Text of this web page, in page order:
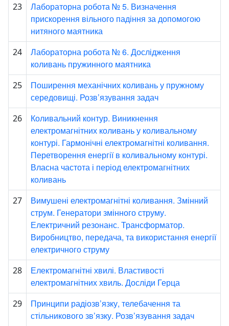
23
Лабораторна робота № 5. Визначення
прискорення вільного падіння за допомогою
нитяного маятника
24
Лабораторна робота № 6. Дослідження
коливань пружинного маятника
25
Поширення механічних коливань у пружному
середовищі. Розв’язування задач
26
Коливальний контур. Виникнення
електромагнітних коливань у коливальному
контурі. Гармонічні електромагнітні коливання.
Перетворення енергії в коливальному контурі.
Власна частота і період електромагнітних
коливань
27
Вимушені електромагнітні коливання. Змінний
струм. Генератори змінного струму.
Електричний резонанс. Трансформатор.
Виробництво, передача, та використання енергії
електричного струму
28
Електромагнітні хвилі. Властивості
електромагнітних хвиль. Досліди Герца
29
Принципи радіозв’язку, телебачення та
стільникового зв’язку. Розв’язування задач